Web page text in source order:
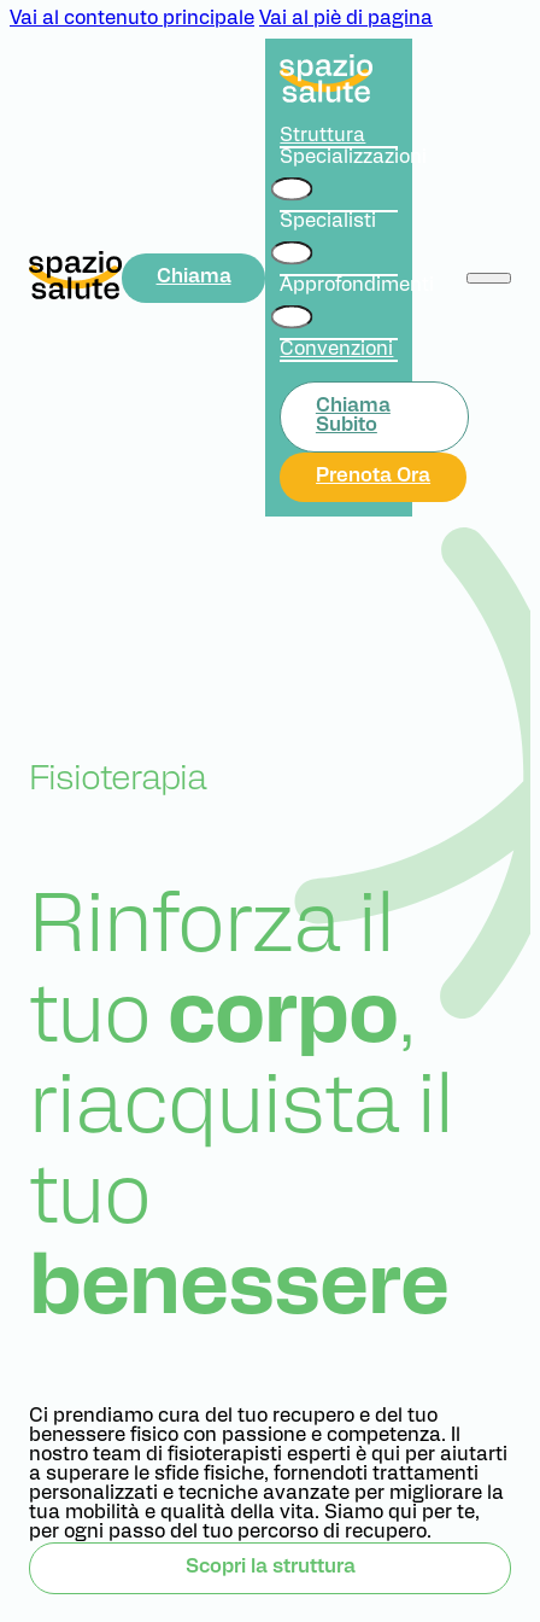
Vai al contenuto principale Vai al piè di pagina
Chiama
Struttura
Specializzazioni
Specialisti
Approfondimenti
Convenzioni
Chiama
Subito
Prenota Ora
Fisioterapia
Rinforza il
tuo corpo,
riacquista il
tuo
benessere
Ci prendiamo cura del tuo recupero e del tuo
benessere fisico con passione e competenza. Il
nostro team di fisioterapisti esperti è qui per aiutarti
a superare le sfide fisiche, fornendoti trattamenti
personalizzati e tecniche avanzate per migliorare la
tua mobilità e qualità della vita. Siamo qui per te,
per ogni passo del tuo percorso di recupero.
Scopri la struttura